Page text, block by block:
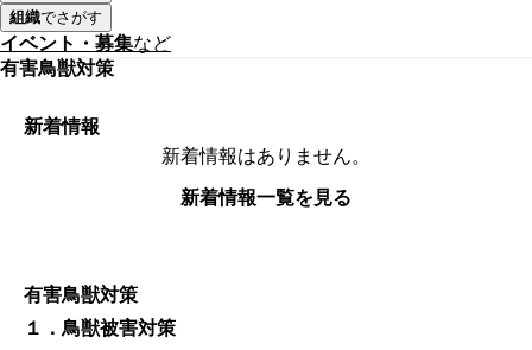
組織でさがす
イベント・募集など
有害鳥獣対策
新着情報
新着情報はありません。
新着情報一覧を見る
有害鳥獣対策
１．鳥獣被害対策